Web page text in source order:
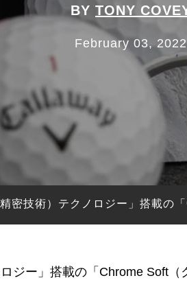
BY TONY
February 03, 2022
密技術）テクノロジー」搭載の
ジー」搭載の「Chrome Soft